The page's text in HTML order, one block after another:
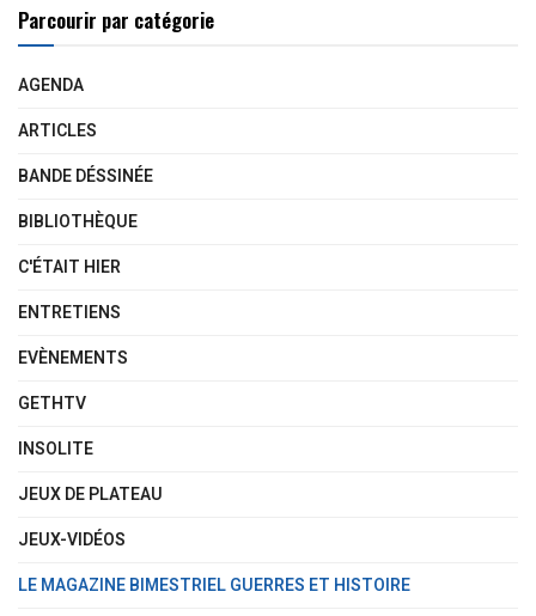
Parcourir par catégorie
AGENDA
ARTICLES
BANDE DÉSSINÉE
BIBLIOTHÈQUE
C'ÉTAIT HIER
ENTRETIENS
EVÈNEMENTS
GETHTV
INSOLITE
JEUX DE PLATEAU
JEUX-VIDÉOS
LE MAGAZINE BIMESTRIEL GUERRES ET HISTOIRE